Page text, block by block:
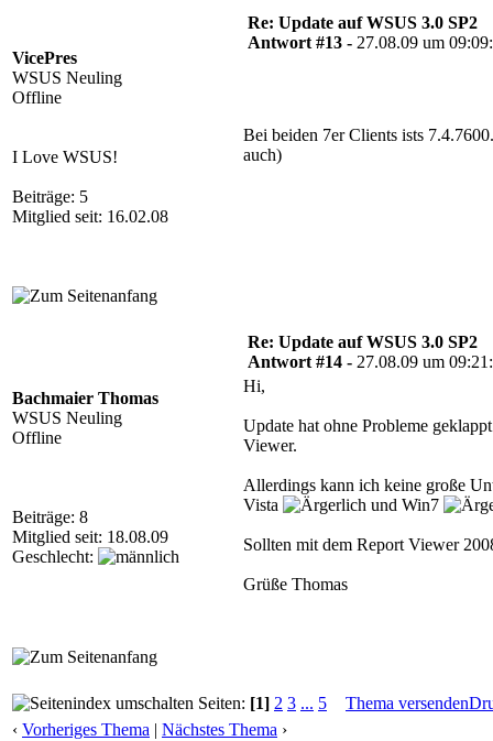
VicePres
WSUS Neuling
Offline
I Love WSUS!
Beiträge: 5
Mitglied seit: 16.02.08
Re: Update auf WSUS 3.0 SP2
Antwort #13 - 27.08.09 um
Bei beiden 7er Clients ists
auch)
Bachmaier Thomas
WSUS Neuling
Offline
Beiträge: 8
Mitglied seit: 18.08.09
Geschlecht:
Re: Update auf WSUS 3.0 SP2
Antwort #14 - 27.08.09 um
Hi,
Update hat ohne Probleme
Viewer.
Allerdings kann ich keine große
Vista
und Win7
Sollten mit dem Report Viewer
Grüße Thomas
Seiten: [1] 2 3 ... 5 Thema versenden
‹ Vorheriges Thema | Nächstes Thema ›